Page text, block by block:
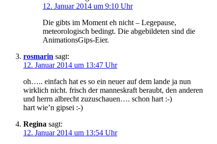
12. Januar 2014 um 9:10 Uhr
Die gibts im Moment eh nicht – Legepause,
meteorologisch bedingt. Die abgebildeten sind die
AnimationsGips-Eier.
rosmarin sagt:
12. Januar 2014 um 13:47 Uhr
oh….. einfach hat es so ein neuer auf dem lande ja nun
wirklich nicht. frisch der manneskraft beraubt, den anderen
und herrn albrecht zuzuschauen…. schon hart :-)
hart wie’n gipsei :-)
Regina sagt:
12. Januar 2014 um 13:54 Uhr